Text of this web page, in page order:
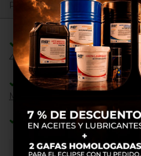
Registrate para ver precios.
Adaptable/
4000105570 ,
Adaptable/Compatible
MOTORES DEUTZ
Categoría:Piezas de motor
Peso (Kg)
proporcionarte
experiencia de
un análisis
sirve para
poder ofrecerte
productos en
publicitarios.
Aceptar